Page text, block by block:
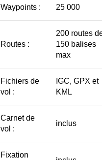
Waypoints : 25 000
Routes :
200 routes
150 balises
max
Fichiers de
vol :
IGC, GPX et
KML
Carnet de
vol :
inclus
Fixation